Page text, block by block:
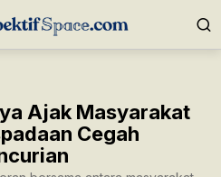
Ajak Masyarakat
Cegah